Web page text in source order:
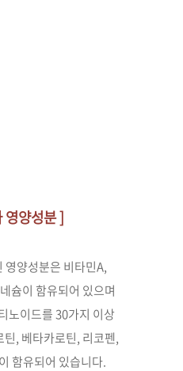
영양성분 ]
영양성분은 비타민A,
슘이 함유되어 있으며
노이드를30가지 이상
틴, 베타카로틴, 리코펜,
함유되어 있습니다.